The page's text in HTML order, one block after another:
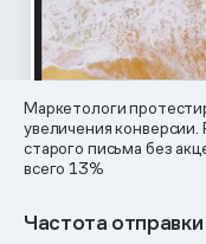
Маркетологи
увеличения конверсии.
старого письма без
всего 13%
Частота